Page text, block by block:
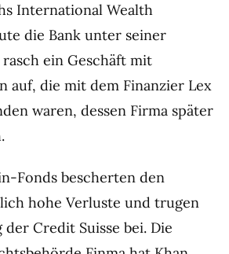
International Wealth
die Bank unter seiner
ein Geschäft mit
auf, die mit dem Finanzier Lex
waren, dessen Firma später
Fonds bescherten den
hohe Verluste und trugen
Credit Suisse bei. Die